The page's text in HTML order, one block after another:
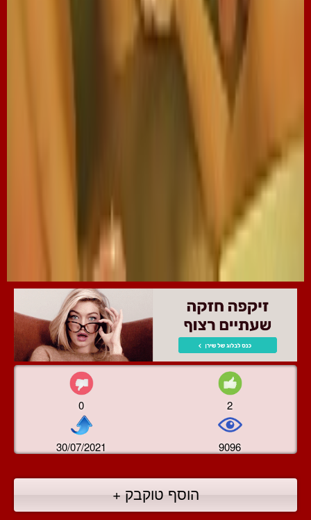
0 2
30/07/2021 9096
הוסף טוקבק +